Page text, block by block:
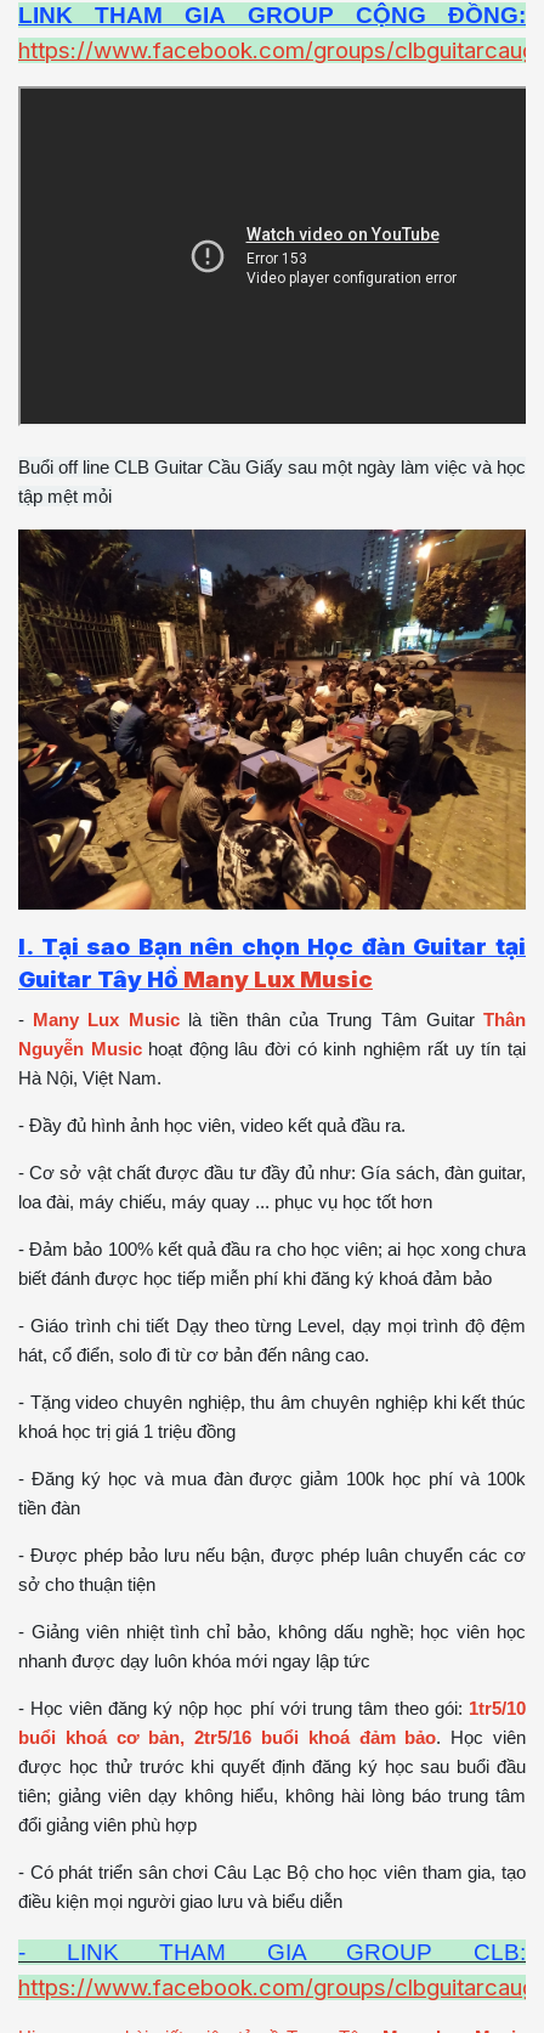
LINK THAM GIA GROUP CỘNG ĐỒNG:
https://www.facebook.com/groups/
Buổi off line CLB Guitar Cầu Giấy sau một ngày làm việc và học
tập mệt mỏi
I. Tại sao Bạn nên chọn Học đàn Guitar tại
Guitar Tây Hồ Many Lux Music
- Many Lux Music là tiền thân của Trung Tâm Guitar Thân
Nguyễn Music hoạt động lâu đời có kinh nghiệm rất uy tín tại
Hà Nội, Việt Nam.
- Đầy đủ hình ảnh học viên, video kết quả đầu ra.
- Cơ sở vật chất được đầu tư đầy đủ như: Gía sách, đàn guitar,
loa đài, máy chiếu, máy quay ... phục vụ học tốt hơn
- Đảm bảo 100% kết quả đầu ra cho học viên; ai học xong chưa
biết đánh được học tiếp miễn phí khi đăng ký khoá đảm bảo
- Giáo trình chi tiết Dạy theo từng Level, dạy mọi trình độ đệm
hát, cổ điển, solo đi từ cơ bản đến nâng cao.
- Tặng video chuyên nghiệp, thu âm chuyên nghiệp khi kết thúc
khoá học trị giá 1 triệu đồng
- Đăng ký học và mua đàn được giảm 100k học phí và 100k
tiền đàn
- Được phép bảo lưu nếu bận, được phép luân chuyển các cơ
sở cho thuận tiện
- Giảng viên nhiệt tình chỉ bảo, không dấu nghề; học viên học
nhanh được dạy luôn khóa mới ngay lập tức
- Học viên đăng ký nộp học phí với trung tâm theo gói: 1tr5/10
buổi khoá cơ bản, 2tr5/16 buổi khoá đảm bảo. Học viên
được học thử trước khi quyết định đăng ký học sau buổi đầu
tiên; giảng viên dạy không hiểu, không hài lòng báo trung tâm
đổi giảng viên phù hợp
- Có phát triển sân chơi Câu Lạc Bộ cho học viên tham gia, tạo
điều kiện mọi người giao lưu và biểu diễn
- LINK THAM GIA GROUP CLB:
https://www.facebook.com/groups/